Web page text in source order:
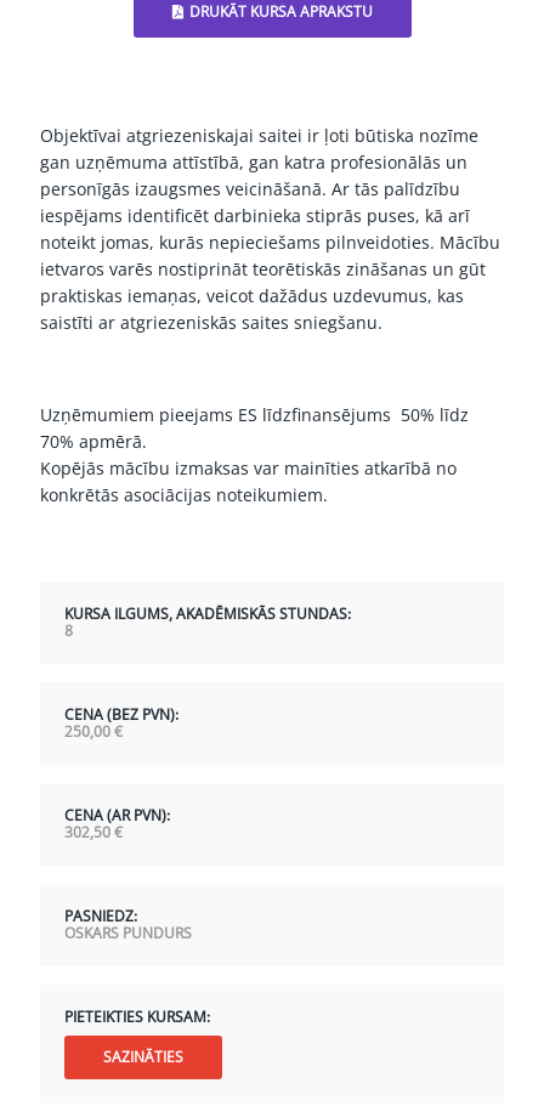
DRUKĀT KURSA APRAKSTU
Objektīvai atgriezeniskajai saitei ir ļoti būtiska nozīme
gan uzņēmuma attīstībā, gan katra profesionālās un
personīgās izaugsmes veicināšanā. Ar tās palīdzību
iespējams identificēt darbinieka stiprās puses, kā arī
noteikt jomas, kurās nepieciešams pilnveidoties. Mācību
ietvaros varēs nostiprināt teorētiskās zināšanas un gūt
praktiskas iemaņas, veicot dažādus uzdevumus, kas
saistīti ar atgriezeniskās saites sniegšanu.
Uzņēmumiem pieejams ES līdzfinansējums 50% līdz
70% apmērā.
Kopējās mācību izmaksas var mainīties atkarībā no
konkrētās asociācijas noteikumiem.
KURSA ILGUMS, AKADĒMISKĀS STUNDAS:
8
CENA (BEZ PVN):
250,00€
CENA (AR PVN):
302,50€
PASNIEDZ:
OSKARS PUNDURS
PIETEIKTIES KURSAM:
SAZINĀTIES